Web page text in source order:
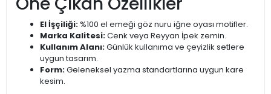
El İşçiliği: %100 el emeği göz nuru iğne oyası motifler.
Marka Kalitesi:Cenk veya Reyyan İpek zemin.
Kullanım Alanı:Günlük kullanıma ve çeyizlik setlere
uygun tasarım.
Form:Geleneksel yazma standartlarına uygun kare
kesim.